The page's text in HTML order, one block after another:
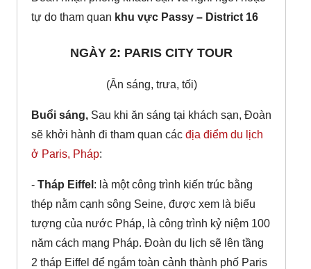
tự do tham quan khu vực Passy – District 16
NGÀY 2: PARIS CITY TOUR
(Ân sáng, trưa, tối)
Buổi sáng, Sau khi ăn sáng tại khách sạn, Đoàn
sẽ khởi hành đi tham quan các địa điểm du lịch
ở Paris, Pháp:
- Tháp Eiffel : là một công trình kiến trúc bằng
thép nằm cạnh sông Seine, được xem là biểu
tượng của nước Pháp, là công trình kỷ niệm 100
năm cách mạng Pháp. Đoàn du lịch sẽ lên tầng
2 tháp Eiffel để ngắm toàn cảnh thành phố Paris